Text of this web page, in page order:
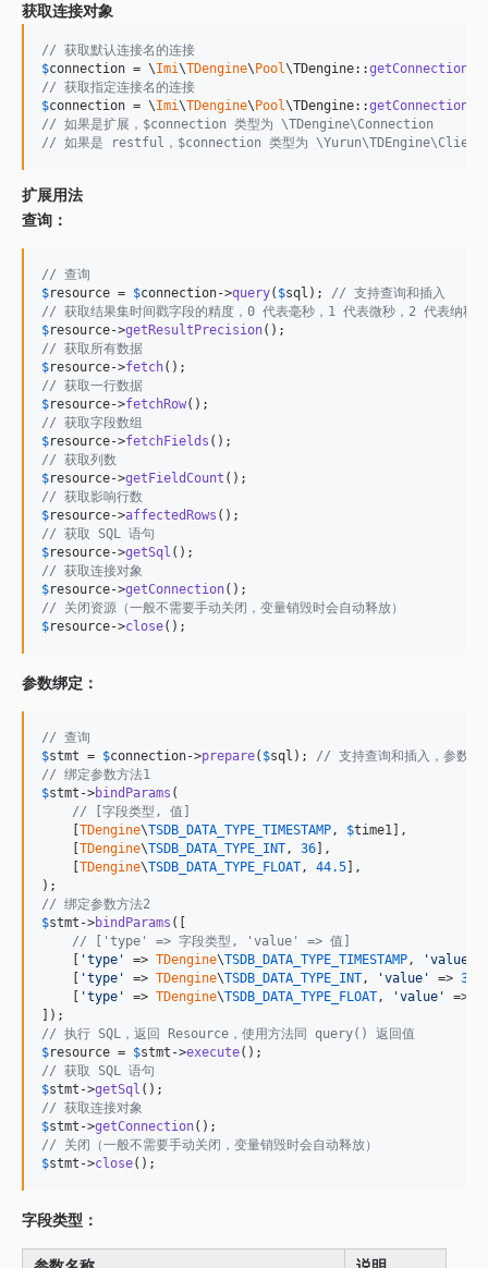
获取连接对象
// 获取默认连接名的连接
$connection = \Imi\TDengine\ Pool\TDengine::getConnection
// 获取指定连接名的连接
$connection = \Imi\TDengine\ Pool\TDengine::getConnection
// 如果是扩展，$connection 类型为 \TDengine\Connection
// 如果是 restful，$connection 类型为 \Yurun\TDEngine\Client
扩展用法
查询：
// 查询
$resource = $connection->query( $sql ); // 支持查询和插入
// 获取结果集时间戳字段的精度，0 代表毫秒，1 代表微秒，2 代表纳秒
$resource->getResultPrecision
// 获取所有数据
$resource->fetch
// 获取一行数据
$resource->fetchRow
// 获取字段数组
$resource->fetchFields
// 获取列数
$resource->getFieldCount
// 获取影响行数
$resource->affectedRows
// 获取 SQL 语句
$resource->getSql
// 获取连接对象
$resource->getConnection
// 关闭资源（一般不需要手动关闭，变量销毁时会自动释放）
$resource->close();
参数绑定：
// 查询
$stmt = $connection->prepare( $sql ); // 支持查询和插入，参数用
// 绑定参数方法1
$stmt ->bindParams (
// [字段类型, 值]
TDengine\TSDB_DATA_TYPE_TIMESTAMP, $time1 ],
TDengine\TSDB_DATA_TYPE_INT, 36 ],
TDengine\TSDB_DATA_TYPE_FLOAT, 44.5 ],
// 绑定参数方法2
$stmt ->bindParams ([
// ['type' => 字段类型, 'value' => 值]
'type ' => TDengine\TSDB_DATA_TYPE_TIMESTAMP, 'value
'type ' => TDengine\TSDB_DATA_TYPE_INT, 'value ' => 36
'type ' => TDengine\TSDB_DATA_TYPE_FLOAT, 'value ' =>
// 执行 SQL，返回 Resource，使用方法同 query() 返回值
$resource = $stmt ->execute
// 获取 SQL 语句
$stmt ->getSql
// 获取连接对象
$stmt ->getConnection
// 关闭（一般不需要手动关闭，变量销毁时会自动释放）
$stmt ->close();
字段类型：